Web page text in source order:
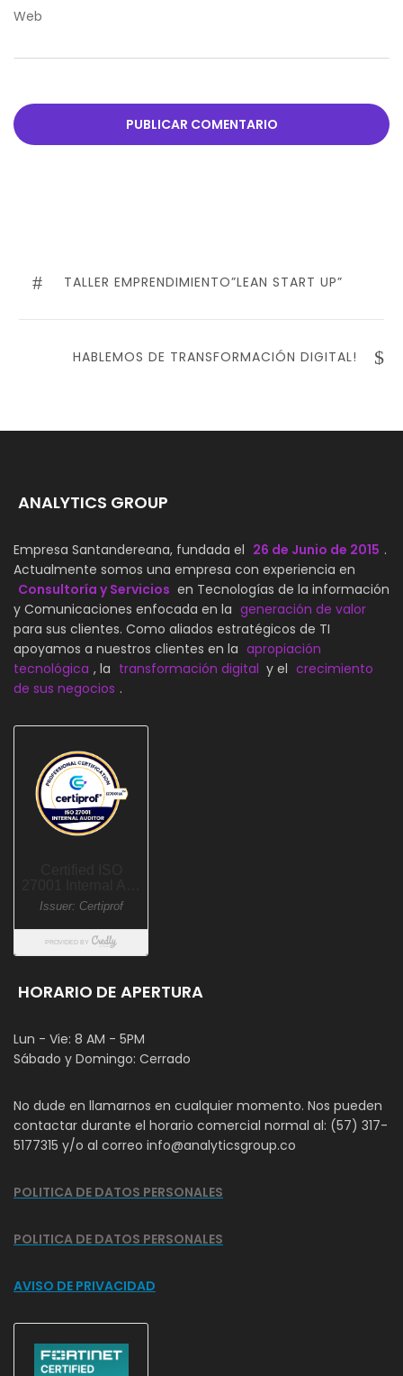
Web
de
PREVIOUS
TALLER EMPRENDIMIENTO”LEAN START UP”
NEXT
HABLEMOS DE TRANSFORMACIÓN DIGITAL!
ANALYTICS GROUP
Empresa Santandereana, fundada el 26 de Junio de 2015 .
Actualmente somos una empresa con experiencia en
Consultoría y Servicios en Tecnologías de la información
y Comunicaciones enfocada en la generación de valor
para sus clientes. Como aliados estratégicos de TI
apoyamos a nuestros clientes en la apropiación
tecnológica , la transformación digital y el crecimiento
de sus negocios .
HORARIO DE APERTURA
Lun - Vie: 8 AM - 5PM
Sábado y Domingo: Cerrado
No dude en llamarnos en cualquier momento. Nos pueden
contactar durante el horario comercial normal al: (57) 317-
5177315 y/o al correo info@analyticsgroup.co
POLITICA DE DATOS PERSONALES
POLITICA DE DATOS PERSONALES
AVISO DE PRIVACIDAD